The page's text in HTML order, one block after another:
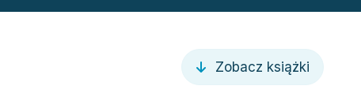
Zobacz książki